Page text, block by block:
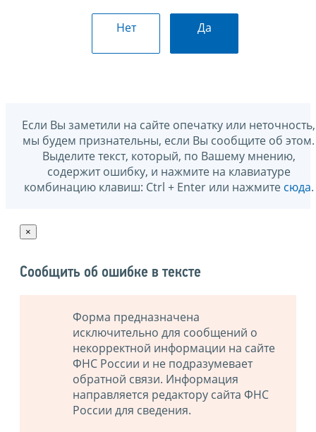
Нет Да
Если Вы заметили на сайте опечатку или неточность,
мы будем признательны, если Вы сообщите об этом.
Выделите текст, который, по Вашему мнению,
содержит ошибку, и нажмите на клавиатуре
комбинацию клавиш: Ctrl + Enter или нажмите сюда.
×
Сообщить об ошибке в тексте
Форма предназначена
исключительно для сообщений о
некорректной информации на сайте
ФНС России и не подразумевает
обратной связи. Информация
направляется редактору сайта ФНС
России для сведения.